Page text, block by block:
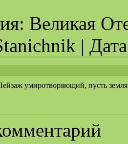
Великая
|
умиротворяющий, пусть земля